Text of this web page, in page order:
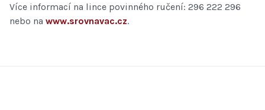
Více informací na lince povinného ručení: 296 222 296
nebo na www.srovnavac.cz.